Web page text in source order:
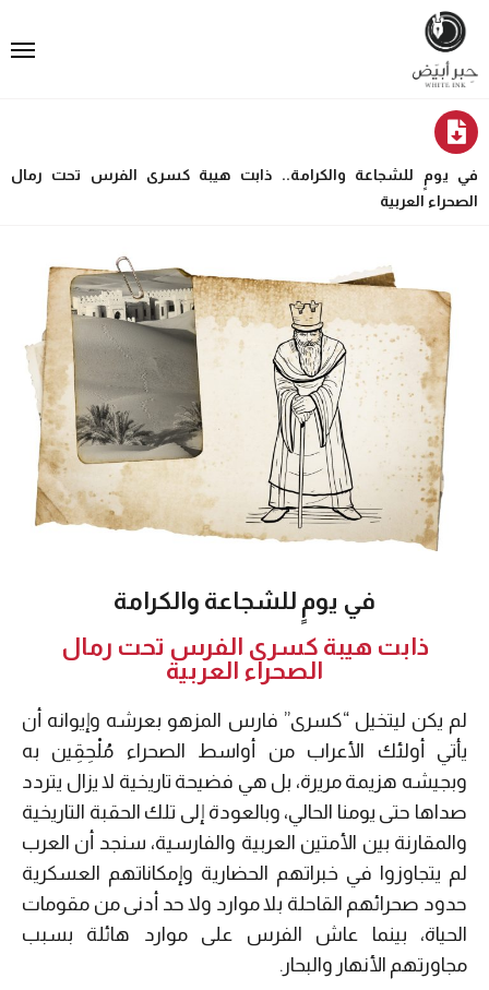
في يومٍ للشجاعة والكرامة.. ذابت هيبة كسرى الفرس تحت رمال
الصحراء العربية
في يومٍ للشجاعة والكرامة
ذابت هيبة كسرى الفرس تحت رمال
الصحراء العربية
لم يكن ليتخيل “كسرى” فارس المزهو بعرشه وإيوانه أن
يأتي أولئك الأعراب من أواسط الصحراء مُلْحِقِين به
وبجيشه هزيمة مريرة، بل هي فضيحة تاريخية لا يزال يتردد
صداها حتى يومنا الحالي، وبالعودة إلى تلك الحقبة التاريخية
والمقارنة بين الأمتين العربية والفارسية، سنجد أن العرب
لم يتجاوزوا في خبراتهم الحضارية وإمكاناتهم العسكرية
حدود صحرائهم القاحلة بلا موارد ولا حد أدنى من مقومات
الحياة، بينما عاش الفرس على موارد هائلة بسبب
مجاورتهم الأنهار والبحار.